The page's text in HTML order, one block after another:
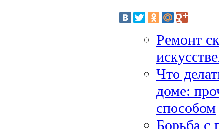
Ремонт
Что
доме:
способом
Борьба с